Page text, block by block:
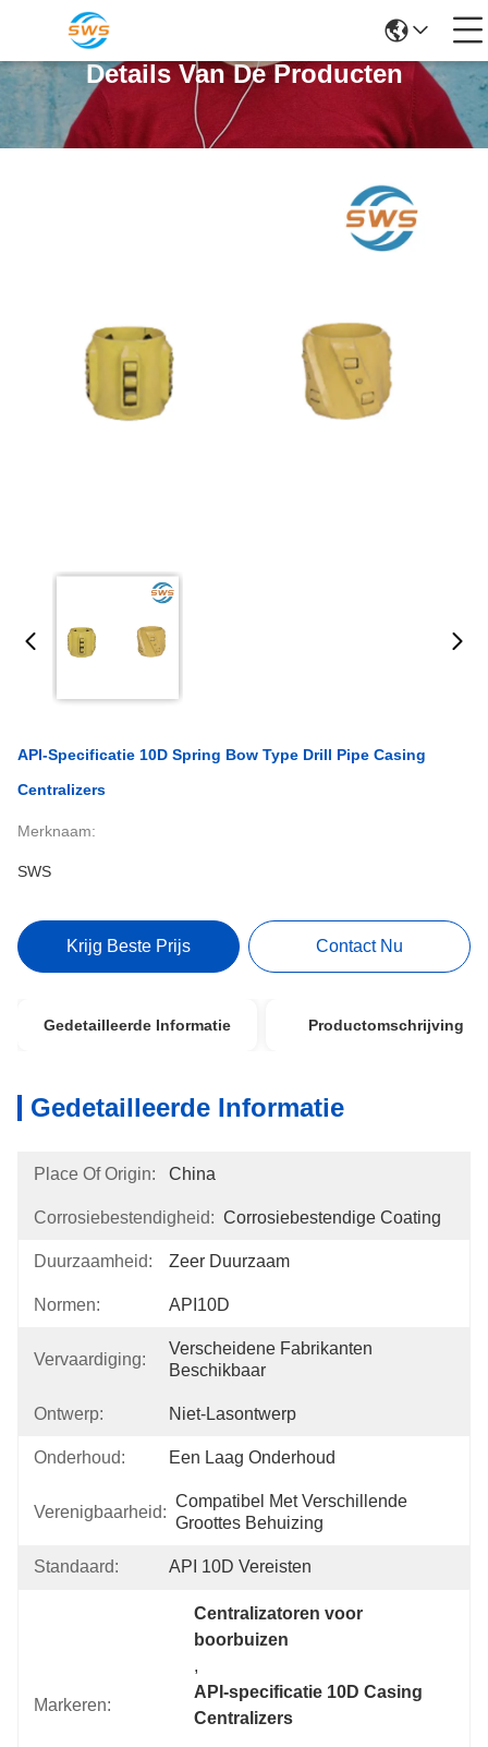
Details Van De Producten
API-Specificatie 10D Spring Bow Type Drill Pipe Casing
Centralizers
Merknaam:
SWS
Krijg Beste Prijs Contact Nu
Gedetailleerde Informatie Productomschrijving
Gedetailleerde Informatie
Place Of Origin: China
Corrosiebestendigheid: Corrosiebestendige Coating
Duurzaamheid: Zeer Duurzaam
Normen: API10D
Vervaardiging:
Verscheidene Fabrikanten
Beschikbaar
Ontwerp: Niet-Lasontwerp
Onderhoud: Een Laag Onderhoud
Verenigbaarheid:
Compatibel Met Verschillende
Groottes Behuizing
Standaard: API 10D Vereisten
Markeren:
Centralizatoren voor
boorbuizen
,
API-specificatie 10D Casing
Centralizers